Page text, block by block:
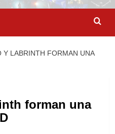
Y LABRINTH FORMAN UNA
forman una